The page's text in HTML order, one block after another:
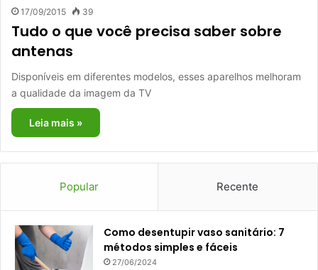
17/09/2015 39
Tudo o que você precisa saber sobre
antenas
Disponíveis em diferentes modelos, esses aparelhos melhoram
a qualidade da imagem da TV
Leia mais »
Popular Recente
Como desentupir vaso sanitário: 7
métodos simples e fáceis
27/06/2024